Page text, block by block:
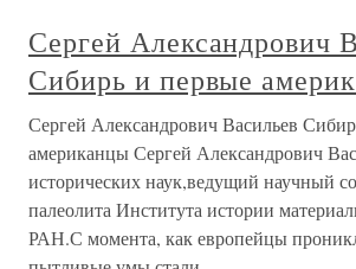
Сергей Александрович
Сибирь и первые
Сергей Александрович Васильев
американцы Сергей Александрович
исторических наук,ведущий научный
палеолита Института истории
РАН.С момента, как европейцы